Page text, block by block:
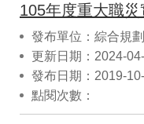
105年度重大職
發布單位：綜合規
更新日期：2024-
發布日期：2019-
點閱次數：